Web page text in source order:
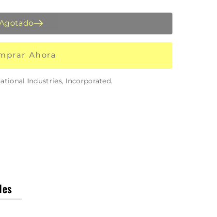
Ahora
Industries, Incorporated.